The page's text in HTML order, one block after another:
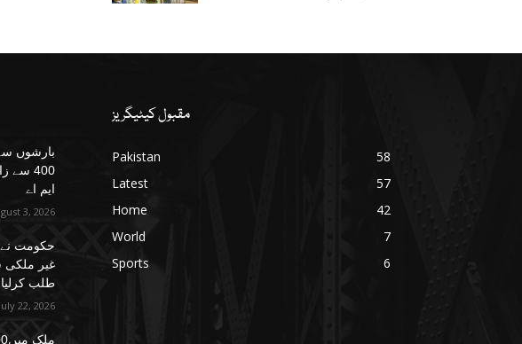
400
ایم اے
3, 2026
حکومت
غیر ملکی
طلب کرلیا
July 22, 2026
مقبول کیٹیگریز
Pakistan
58
Latest
57
Home
42
World
7
Sports
6